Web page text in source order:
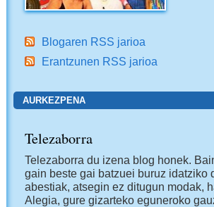
Blogaren RSS jarioa
Erantzunen RSS jarioa
AURKEZPENA
Telezaborra
Telezaborra du izena blog honek.
gain beste gai batzuei buruz idatziko
abestiak, atsegin ez ditugun modak,
Alegia, gure gizarteko eguneroko